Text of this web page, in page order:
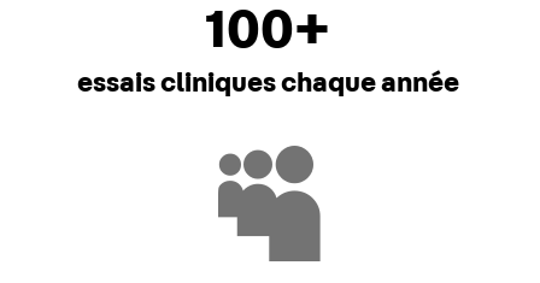
100+
essais cliniques chaque année
